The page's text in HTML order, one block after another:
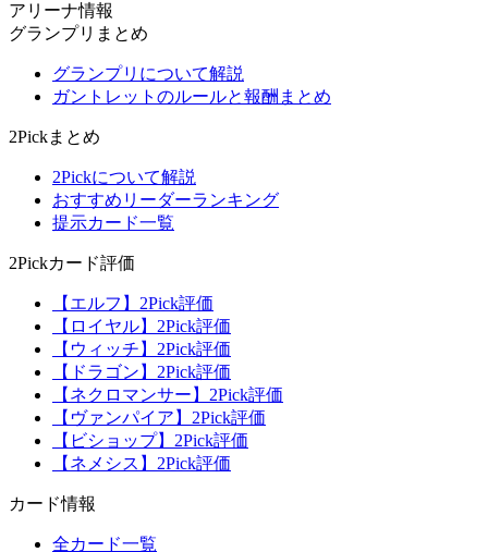
アリーナ情報
グランプリまとめ
グランプリについて解説
ガントレットのルールと報酬まとめ
2Pickまとめ
2Pickについて解説
おすすめリーダーランキング
提示カード一覧
2Pickカード評価
【エルフ】2Pick評価
【ロイヤル】2Pick評価
【ウィッチ】2Pick評価
【ドラゴン】2Pick評価
【ネクロマンサー】2Pick評価
【ヴァンパイア】2Pick評価
【ビショップ】2Pick評価
【ネメシス】2Pick評価
カード情報
全カード一覧